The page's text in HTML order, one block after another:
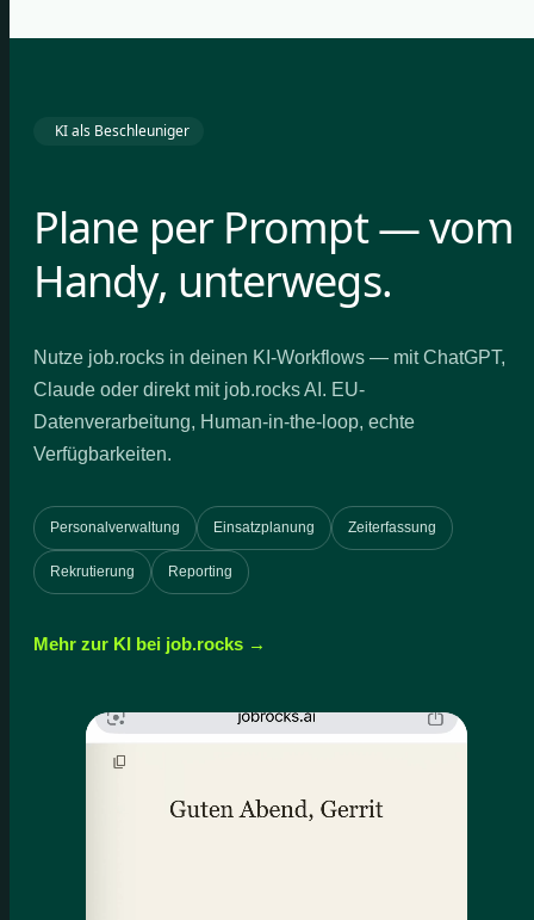
KI als Beschleuniger
Plane per Prompt — vom
Handy, unterwegs.
Nutze job.rocks in deinen KI-Workflows — mit ChatGPT,
Claude oder direkt mit job.rocks AI. EU-
Datenverarbeitung, Human-in-the-loop, echte
Verfügbarkeiten.
Personalverwaltung Einsatzplanung Zeiterfassung
Rekrutierung Reporting
Mehr zur KI bei job.rocks →